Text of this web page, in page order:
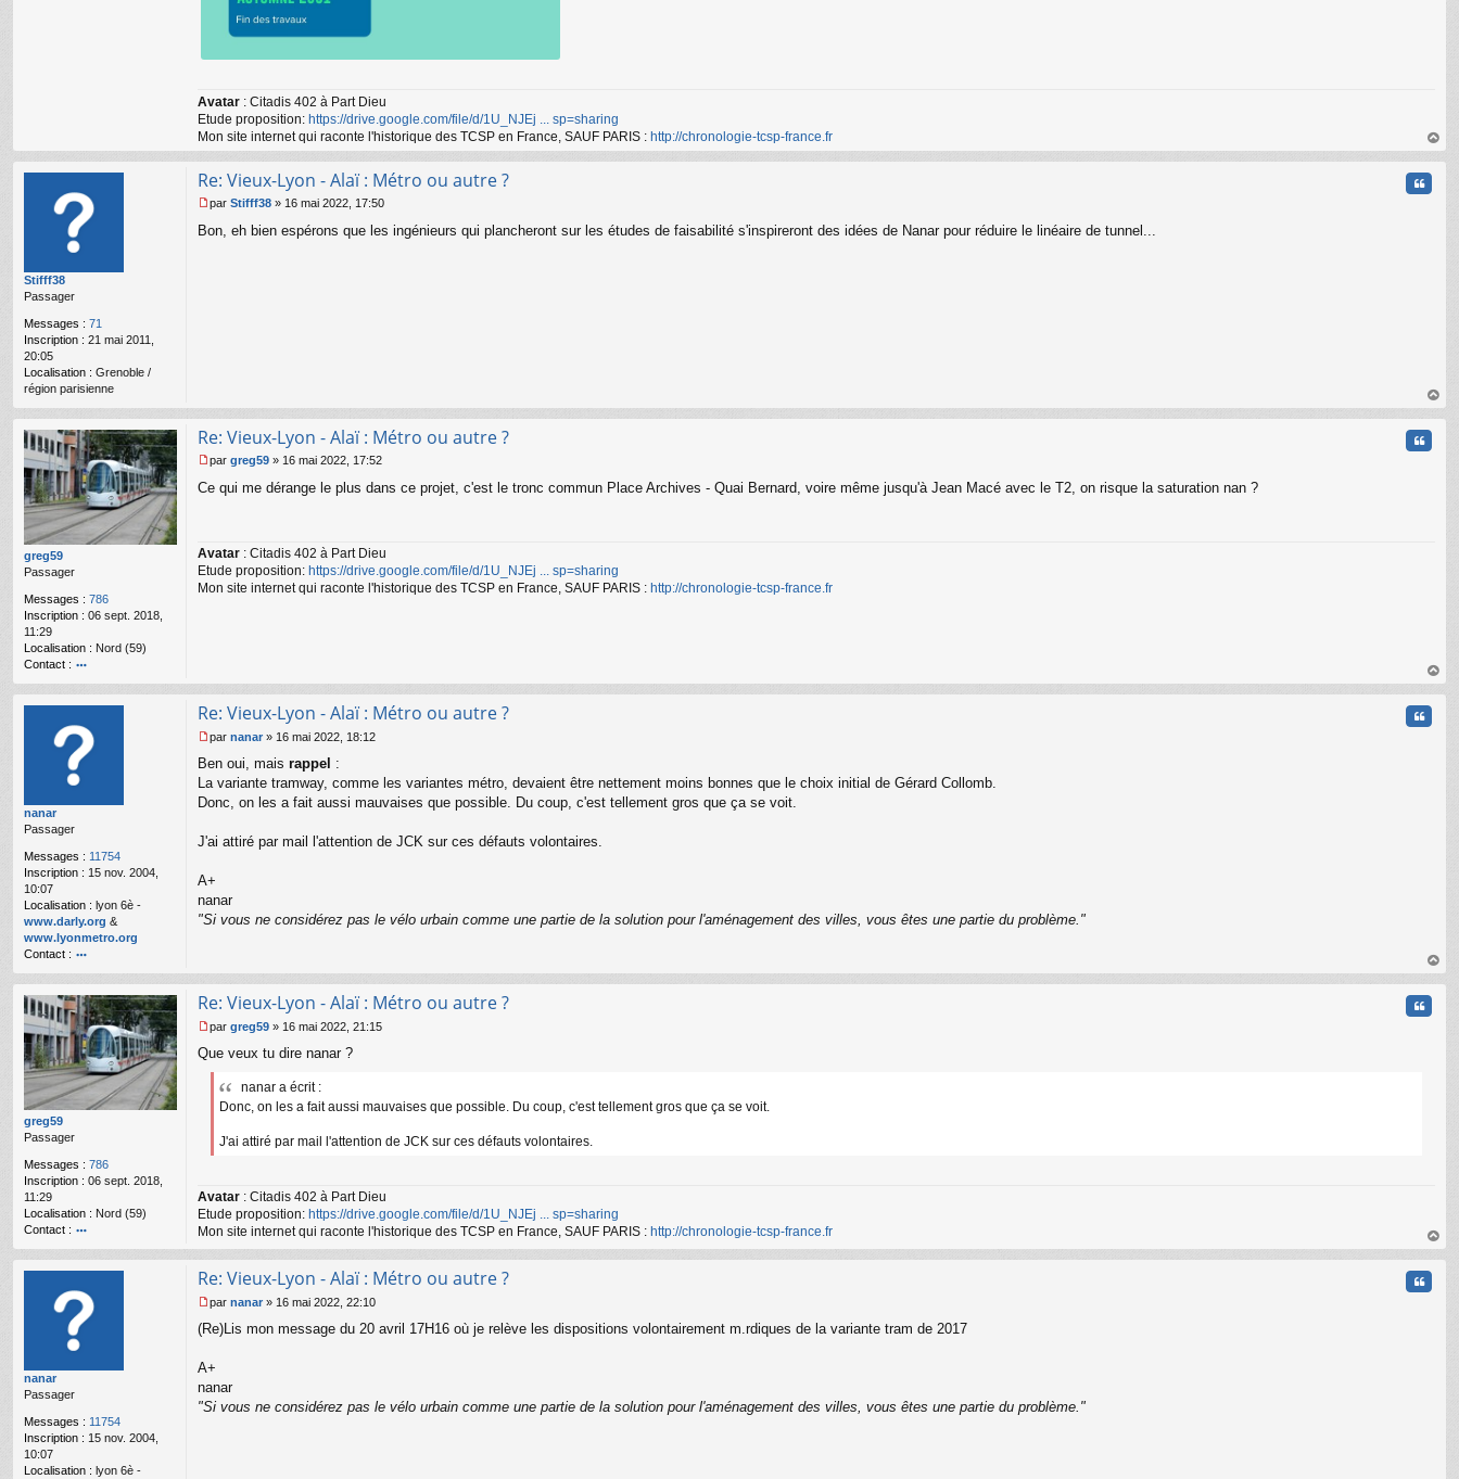
Avatar : Citadis 402 à Part Dieu
Etude proposition: https://drive.google.com/file/d/1U_NJEj ... sp=sharing
Mon site internet qui raconte l'historique des TCSP en France, SAUF PARIS : http://chronologie-tcsp-france.fr
au
Stifff38
Passager
Messages : 71
Inscription : 21 mai 2011,
20:05
Localisation : Grenoble /
région parisienne
Re: Vieux-Lyon - Alaï : Métro ou autre ?
e
par Stifff38 » 16 mai 2022, 17:50
Bon, eh bien espérons que les ingénieurs qui plancheront sur les études de faisabilité s'inspireront des idées de Nanar pour réduire le linéaire de tunnel...
au
greg59
Passager
Messages : 786
Inscription : 06 sept. 2018,
11:29
Localisation : Nord (59)
Contact :
o
nt
te
r
gr
e
Re: Vieux-Lyon - Alaï : Métro ou autre ?
e
g
e
n
par greg59 » 16 mai 2022, 17:52
Ce qui me dérange le plus dans ce projet, c'est le tronc commun Place Archives - Quai Bernard, voire même jusqu'à Jean Macé avec le T2, on risque la saturation nan ?
Avatar : Citadis 402 à Part Dieu
Etude proposition: https://drive.google.com/file/d/1U_NJEj ... sp=sharing
Mon site internet qui raconte l'historique des TCSP en France, SAUF PARIS : http://chronologie-tcsp-france.fr
au
nanar
Passager
Messages : 11754
Inscription : 15 nov. 2004,
10:07
Localisation : lyon 6è -
www.darly.org &
www.lyonmetro.org
Contact :
o
nt
ac
te
r
n
a
n
ar
Re: Vieux-Lyon - Alaï : Métro ou autre ?
e
s
s
e
o
n
l
u
par nanar » 16 mai 2022, 18:12
Ben oui, mais rappel :
La variante tramway, comme les variantes métro, devaient être nettement moins bonnes que le choix initial de Gérard Collomb.
Donc, on les a fait aussi mauvaises que possible. Du coup, c'est tellement gros que ça se voit.
J'ai attiré par mail l'attention de JCK sur ces défauts volontaires.
A+
nanar
"Si vous ne considérez pas le vélo urbain comme une partie de la solution pour l'aménagement des villes, vous êtes une partie du problème."
au
greg59
Passager
Messages : 786
Inscription : 06 sept. 2018,
11:29
Localisation : Nord (59)
Contact :
o
te
r
gr
e
Re: Vieux-Lyon - Alaï : Métro ou autre ?
e
s
l
u
par greg59 » 16 mai 2022, 21:15
Que veux tu dire nanar ?
nanar a écrit :
Donc, on les a fait aussi mauvaises que possible. Du coup, c'est tellement gros que ça se voit.
J'ai attiré par mail l'attention de JCK sur ces défauts volontaires.
Avatar : Citadis 402 à Part Dieu
Etude proposition: https://drive.google.com/file/d/1U_NJEj ... sp=sharing
Mon site internet qui raconte l'historique des TCSP en France, SAUF PARIS : http://chronologie-tcsp-france.fr
au
nanar
Passager
Messages : 11754
Inscription : 15 nov. 2004,
10:07
Localisation : lyon 6è -
Re: Vieux-Lyon - Alaï : Métro ou autre ?
e
s
g
e
par nanar » 16 mai 2022, 22:10
(Re)Lis mon message du 20 avril 17H16 où je relève les dispositions volontairement m.rdiques de la variante tram de 2017
A+
nanar
"Si vous ne considérez pas le vélo urbain comme une partie de la solution pour l'aménagement des villes, vous êtes une partie du problème."